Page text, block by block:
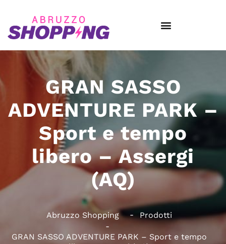
GRAN SASSO
ADVENTURE PARK –
Sport e tempo
libero – Assergi
(AQ)
Abruzzo Shopping Prodotti
GRAN SASSO ADVENTURE PARK – Sport e tempo